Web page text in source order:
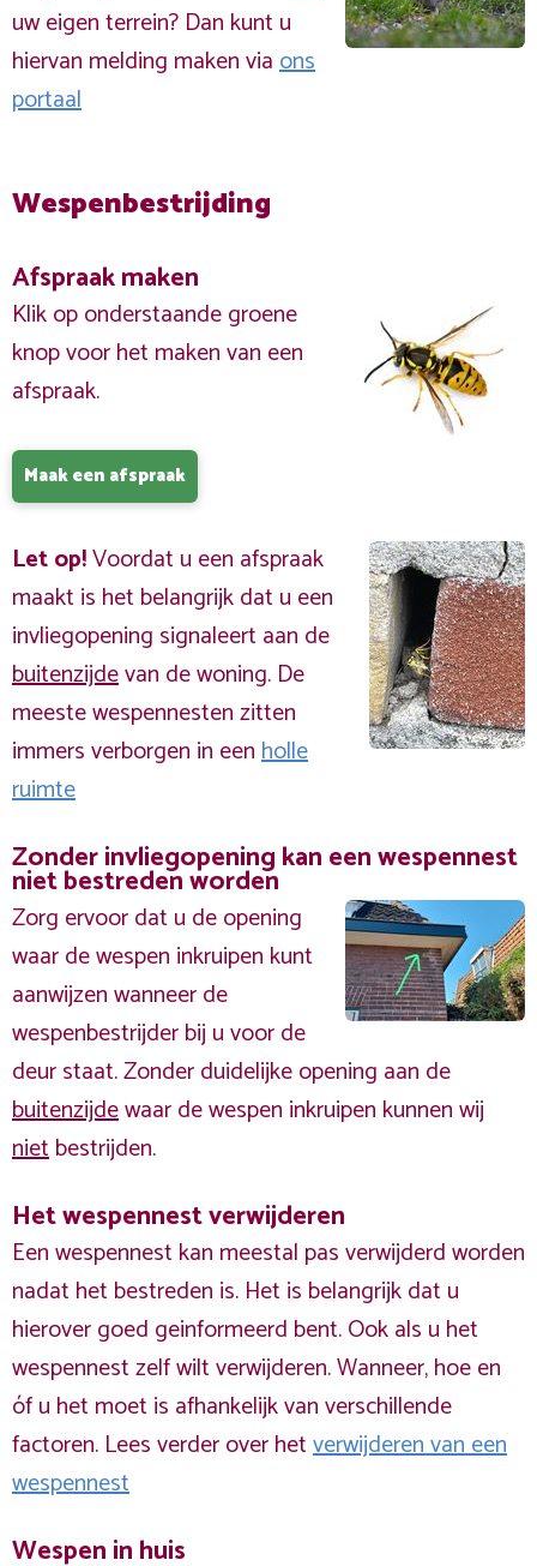
uw eigen terrein? Dan kunt u
hiervan melding maken viaons
portaal
Wespenbestrijding
Afspraak maken
Klik op onderstaande groene
knop voor het maken van een
afspraak.
Maak een afspraak
Let op!Voordat u een afspraak
maakt is het belangrijk dat u een
invliegopening signaleert aan de
buitenzijdevan de woning. De
meeste wespennesten zitten
immers verborgen in eenholle
ruimte
Zonder invliegopening kan een wespennest
niet bestreden worden
Zorg ervoor dat u de opening
waar de wespen inkruipen kunt
aanwijzen wanneer de
wespenbestrijder bij u voor de
deur staat. Zonder duidelijke opening aan de
buitenzijdewaar de wespen inkruipen kunnen wij
nietbestrijden.
Het wespennest verwijderen
Een wespennest kan meestal pas verwijderd worden
nadat het bestreden is. Het is belangrijk dat u
hierover goed geinformeerd bent. Ook als u het
wespennest zelf wilt verwijderen. Wanneer, hoe en
óf u het moet is afhankelijk van verschillende
factoren. Lees verder over hetverwijderen van een
wespennest
Wespen in huis